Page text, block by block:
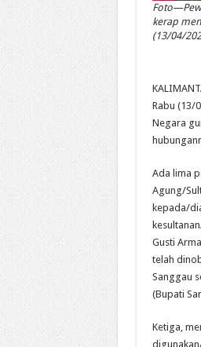
kerap
(13/04/
Rabu (13/
Negara
Ada lima
Agung/
kepada/
Gusti
telah
Sanggau
(Bupati
Ketiga,